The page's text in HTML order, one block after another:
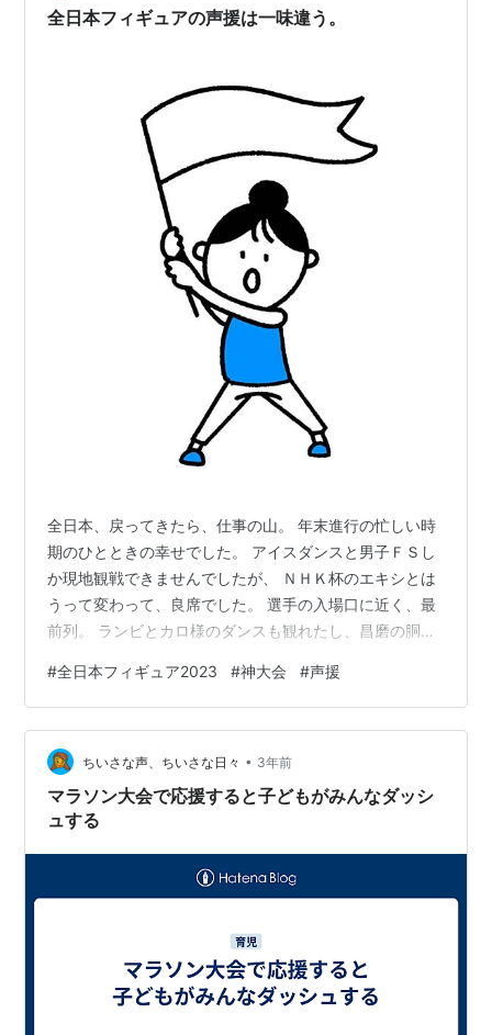
っていること自体に心が動かされるのだろう。駅伝自体
全日本フィギュアの声援は一味違う。
全日本、戻ってきたら、仕事の山。 年末進行の忙しい時
期のひとときの幸せでした。 アイスダンスと男子ＦＳし
か現地観戦できませんでしたが、 ＮＨＫ杯のエキシとは
うって変わって、良席でした。 選手の入場口に近く、最
前列。 ランビとカロ様のダンスも観れたし、昌磨の胴上
会でもお見掛けしたファンの方々が草太にお祝いの言葉
を 掛けていたので、いっちょ私も、と思い、昌磨さんに
「昌磨さん、おめでとうございます」と声掛けしたら、
ぺこりと会釈して もらえました。 うん、日本語が通じる
っていいな。 全日本はやはり特別な大会だと痛感した。
今回のテーマは「声掛け」…
#全日本フィギュア2023 #神大会 #声援
ちいさな声、ちいさな日々 • 3年前
マラソン大会で応援すると子どもがみんなダッシ
ュする